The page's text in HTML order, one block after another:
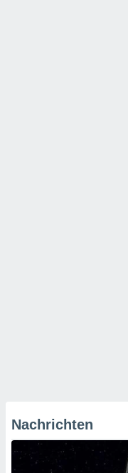
Nachrichten